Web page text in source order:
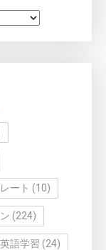
ート (10)
(224)
語学習 (24)